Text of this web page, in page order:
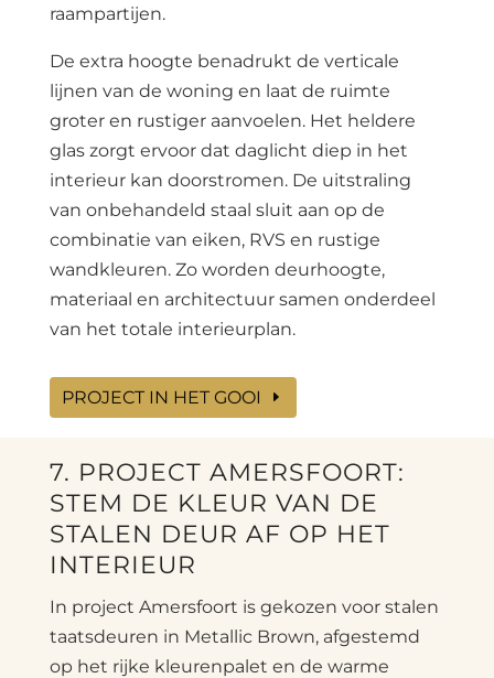
raampartijen.
De extra hoogte benadrukt de verticale
lijnen van de woning en laat de ruimte
groter en rustiger aanvoelen. Het heldere
glas zorgt ervoor dat daglicht diep in het
interieur kan doorstromen. De uitstraling
van onbehandeld staal sluit aan op de
combinatie van eiken, RVS en rustige
wandkleuren. Zo worden deurhoogte,
materiaal en architectuur samen onderdeel
van het totale interieurplan.
PROJECT IN HET GOOI
7. PROJECT AMERSFOORT:
STEM DE KLEUR VAN DE
STALEN DEUR AF OP HET
INTERIEUR
In project Amersfoort is gekozen voor stalen
taatsdeuren in Metallic Brown, afgestemd
op het rijke kleurenpalet en de warme